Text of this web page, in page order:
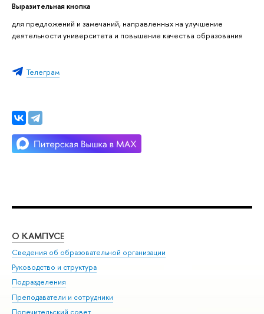
Выразительная кнопка
для предложений и замечаний, направленных на улучшение
деятельности университета и повышение качества образования
Телеграм
О КАМПУСЕ
Сведения об образовательной организации
Руководство и структура
Подразделения
Преподаватели и сотрудники